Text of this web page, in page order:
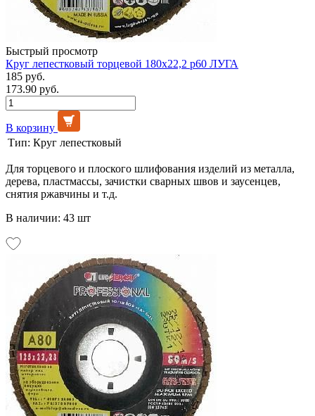
Быстрый просмотр
Круг лепестковый торцевой 180х22,2 р60 ЛУГА
185 руб.
173.90 руб.
В корзину
Тип: Круг лепестковый
Для торцевого и плоского шлифования изделий из металла,
дерева, пластмассы, зачистки сварных швов и заусенцев,
снятия ржавчины и т.д.
В наличии: 43 шт